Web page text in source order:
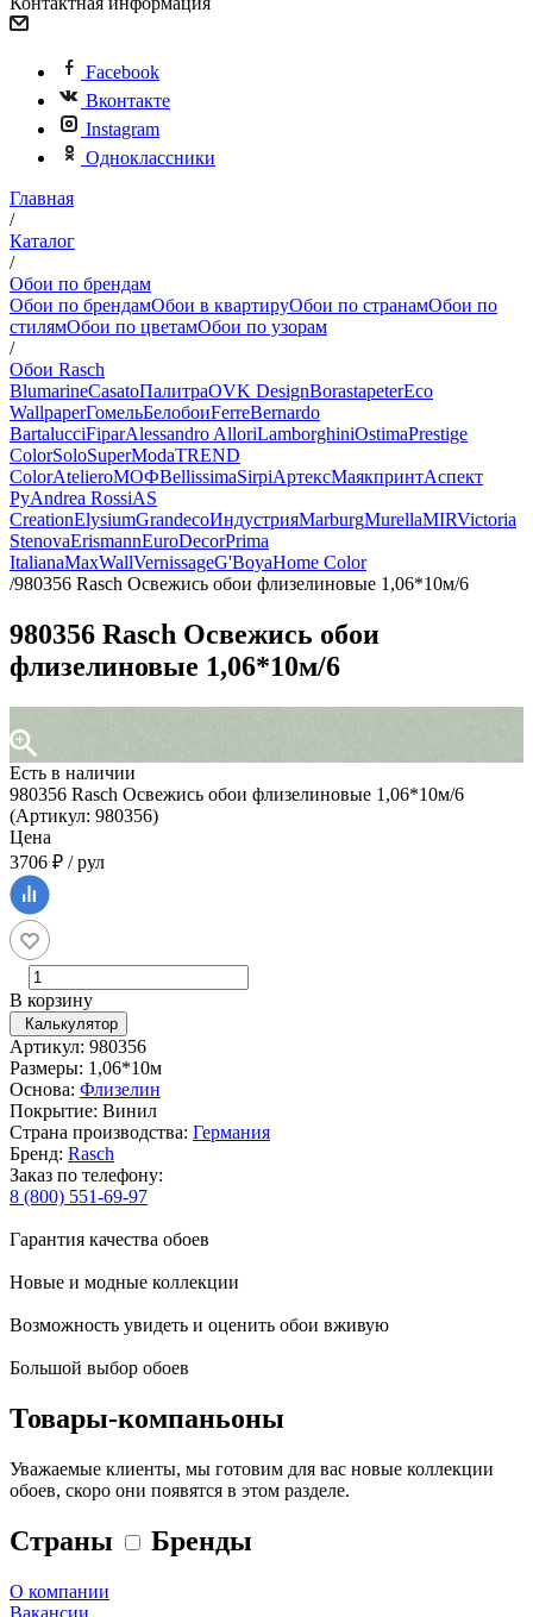
Facebook
Вконтакте
Instagram
Одноклассники
Главная
/
Каталог
/
Обои по брендам
Обои по брендамОбои в квартируОбои по странамОбои по
стилямОбои по цветамОбои по узорам
/
Обои Rasch
BlumarineCasatoПалитраOVK DesignBorastapeterEco
WallpaperГомельБелобоиFerreBernardo
BartalucciFiparAlessandro AlloriLamborghiniOstimaPrestige
ColorSoloSuperModaTREND
ColorAtelieroМОФBellissimaSirpiАртексМаякпринтАспект
РуAndrea RossiAS
CreationElysiumGrandecoИндустрияMarburgMurellaMIRVictoria
StenovaErismannEuroDecorPrima
ItalianaMaxWallVernissageG'BoyaHome Color
/980356 Rasch Освежись обои флизелиновые 1,06*10м/6
980356 Rasch Освежись обои
флизелиновые 1,06*10м/6
Есть в наличии
980356 Rasch Освежись обои флизелиновые 1,06*10м/6
(Артикул: 980356)
Цена
3706 ₽ / рул
В корзину
Калькулятор
Артикул: 980356
Размеры: 1,06*10м
Основа: Флизелин
Покрытие: Винил
Страна производства: Германия
Бренд: Rasch
Заказ по телефону:
8 (800) 551-69-97
Гарантия качества обоев
Новые и модные коллекции
Возможность увидеть и оценить обои вживую
Большой выбор обоев
Товары-компаньоны
Уважаемые клиенты, мы готовим для вас новые коллекции
обоев, скоро они появятся в этом разделе.
Страны Бренды
О компании
Вакансии